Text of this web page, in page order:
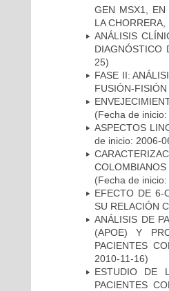
GEN MSX1, EN
LA
ANÁLISIS
DIAGNÓSTICO
25)
FASE II:
FUSIÓN-
(Fecha de
ASPECTOS
de inicio: 2006-
(Fecha de
EFECTO DE 6-
SU RELACIÓN
ANÁLISIS DE
(APOE) Y
PACIENTES
2010-11-16)
ESTUDIO DE
PACIENTES